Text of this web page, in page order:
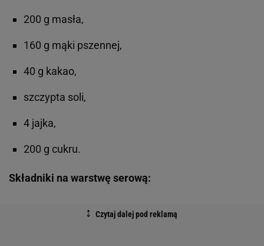
200 g masła,
160 g mąki pszennej,
40 g kakao,
szczypta soli,
4 jajka,
200 g cukru.
Składniki na warstwę serową: